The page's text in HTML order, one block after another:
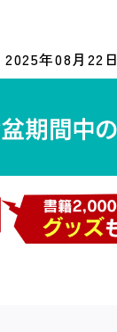
2025年08月22日